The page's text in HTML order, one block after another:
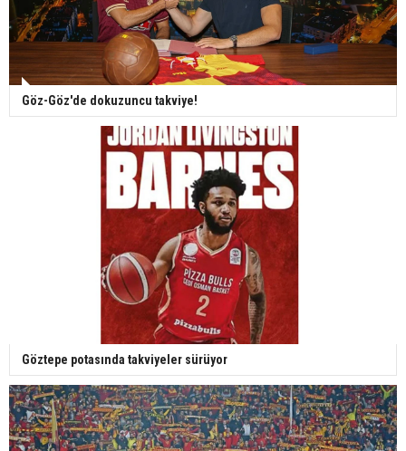
Göz-Göz'de dokuzuncu takviye!
Göztepe potasında takviyeler sürüyor